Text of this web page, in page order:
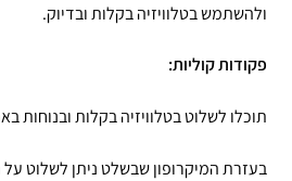
ולהשתמש בטלוויזיה בקלות ובדיוק.
פקודות קוליות:
תוכלו לשלוט בטלוויזיה בקלות ובנוחות
בעזרת המיקרופון שבשלט ניתן לשלוט על